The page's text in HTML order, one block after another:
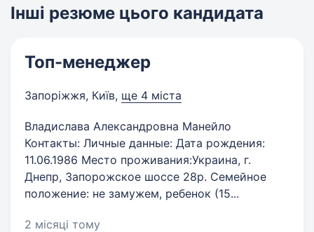
Інші резюме цього кандидата
Топ-менеджер
Запоріжжя, Київ, ще 4 міста
Владислава Александровна Манейло
Контакты: Личные данные: Дата рождения:
11.06.1986 Место проживания:Украина, г.
Днепр, Запорожское шоссе 28р. Семейное
положение: не замужем, ребенок (15...
2 місяці тому